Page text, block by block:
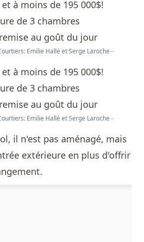
Emilie Hallé et Serge Laroche -
Emilie Hallé et Serge Laroche -
il n'est pas aménagé, mais
extérieure en plus d'offrir